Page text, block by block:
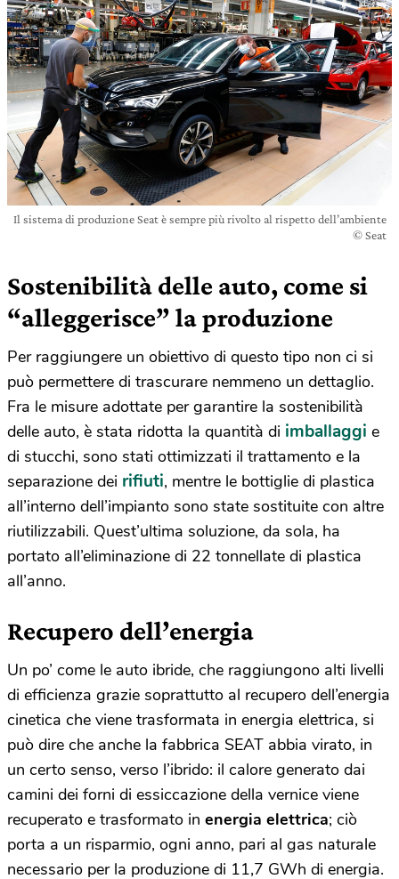
Il sistema di produzione Seat è sempre più rivolto al rispetto dell’ambiente
© Seat
Sostenibilità delle auto, come si
“alleggerisce” la produzione
Per raggiungere un obiettivo di questo tipo non ci si
può permettere di trascurare nemmeno un dettaglio.
Fra le misure adottate per garantire la sostenibilità
delle auto, è stata ridotta la quantità di imballaggi e
di stucchi, sono stati ottimizzati il trattamento e la
separazione dei rifiuti, mentre le bottiglie di plastica
all’interno dell’impianto sono state sostituite con altre
riutilizzabili. Quest’ultima soluzione, da sola, ha
portato all’eliminazione di 22 tonnellate di plastica
all’anno.
Recupero dell’energia
Un po’ come le auto ibride, che raggiungono alti livelli
di efficienza grazie soprattutto al recupero dell’energia
cinetica che viene trasformata in energia elettrica, si
può dire che anche la fabbrica SEAT abbia virato, in
un certo senso, verso l’ibrido: il calore generato dai
camini dei forni di essiccazione della vernice viene
recuperato e trasformato in energia elettrica; ciò
porta a un risparmio, ogni anno, pari al gas naturale
necessario per la produzione di 11,7 GWh di energia.